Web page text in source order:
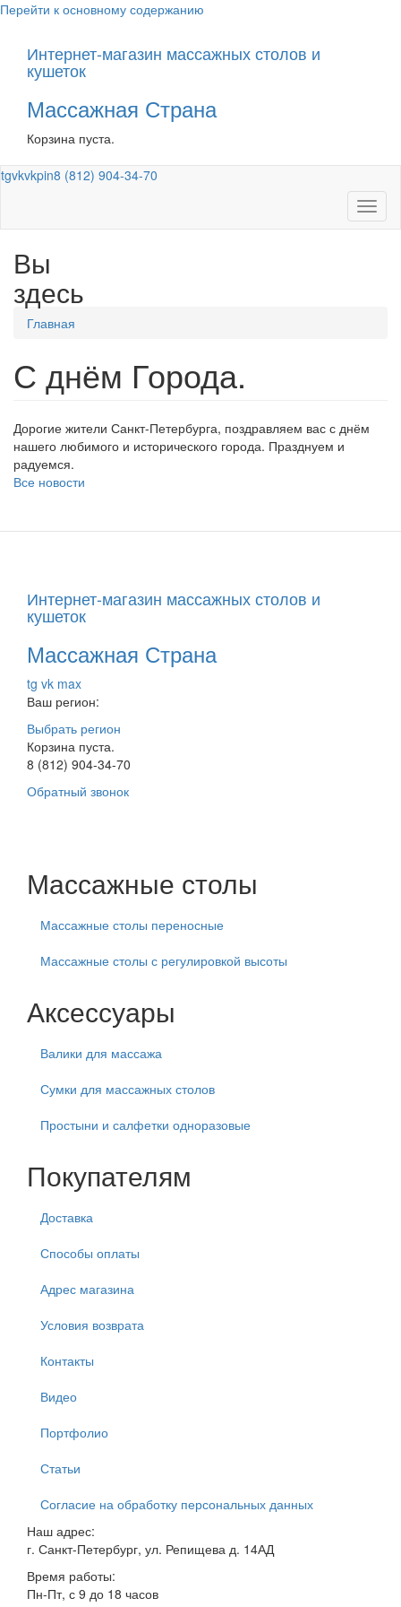
Перейти к основному содержанию
Интернет-магазин массажных столов и
кушеток
Массажная Страна
Корзина пуста.
tgvkvkpin8 (812) 904-34-70
Вы
здесь
Главная
С днём Города.
Дорогие жители Санкт-Петербурга, поздравляем вас с днём
нашего любимого и исторического города. Празднуем и
радуемся.
Все новости
Интернет-магазин массажных столов и
кушеток
Массажная Страна
tg vk max
Ваш регион:
Выбрать регион
Корзина пуста.
8 (812) 904-34-70
Обратный звонок
Массажные столы
Массажные столы переносные
Массажные столы с регулировкой высоты
Аксессуары
Валики для массажа
Сумки для массажных столов
Простыни и салфетки одноразовые
Покупателям
Доставка
Способы оплаты
Адрес магазина
Условия возврата
Контакты
Видео
Портфолио
Статьи
Согласие на обработку персональных данных
Наш адрес:
г. Санкт-Петербург, ул. Репищева д. 14АД
Время работы:
Пн-Пт, с 9 до 18 часов